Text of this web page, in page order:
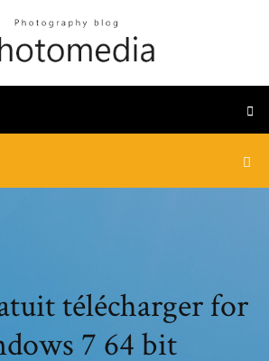
télécharger for
7 64 bit